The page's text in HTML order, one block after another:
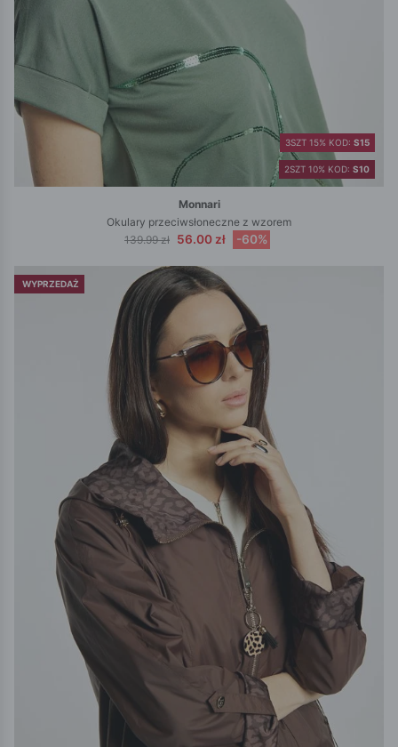
2SZT 10% KOD: S10
3SZT 15% KOD: S15
Monnari
Okulary przeciwsłoneczne z wzorem
139.99 zł 56.00 zł -60%
WYPRZEDAŻ